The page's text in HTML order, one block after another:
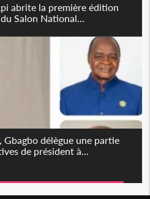
abrite la première édition
Salon National...
Gbagbo délègue une partie
de président à...